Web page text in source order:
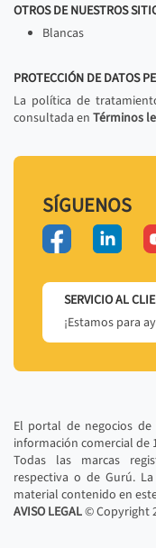
OTROS DE NUESTROS
Blancas
PROTECCIÓN DE DATOS
La política de
consultada en Términos
SÍGUENOS
SERVICIO AL
¡Estamos para
El portal de negocios de
información comercial de
Todas las marcas
respectiva o de Gurú.
material contenido en
AVISO LEGAL© Copyright